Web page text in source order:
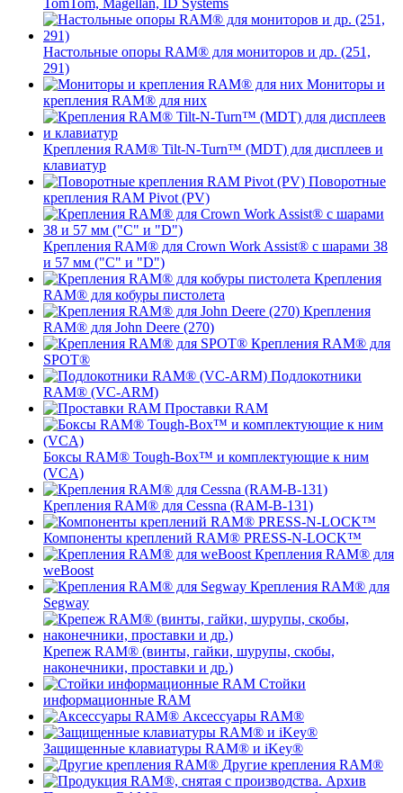
TomTom, Magellan, ID Systems
Настольные опоры RAM® для мониторов и др. (251,
291)
Мониторы и
крепления RAM® для них
Крепления RAM® Tilt-N-Turn™ (MDT) для дисплеев и
клавиатур
Поворотные
крепления RAM Pivot (PV)
Крепления RAM® для Crown Work Assist® с шарами 38
и 57 мм ("C" и "D")
Крепления
RAM® для кобуры пистолета
Крепления
RAM® для John Deere (270)
Крепления RAM® для
SPOT®
Подлокотники
RAM® (VC-ARM)
Проставки RAM
Боксы RAM® Tough-Box™ и комплектующие к ним
(VCA)
Крепления RAM® для Cessna (RAM-B-131)
Компоненты креплений RAM® PRESS-N-LOCK™
Крепления RAM® для
weBoost
Крепления RAM® для
Segway
Крепеж RAM® (винты, гайки, шурупы, скобы,
наконечники, проставки и др.)
Стойки
информационные RAM
Аксессуары RAM®
Защищенные клавиатуры RAM® и iKey®
Другие крепления RAM®